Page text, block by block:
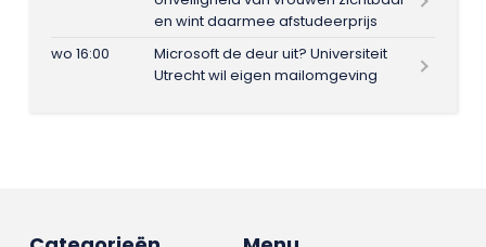
en wint daarmee afstudeerprijs
wo 16:00
Microsoft de deur uit? Universiteit
Utrecht wil eigen mailomgeving